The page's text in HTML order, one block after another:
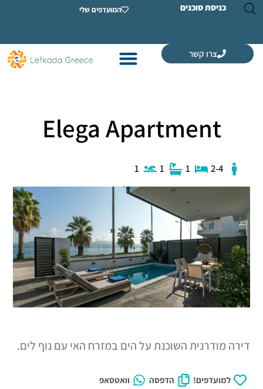
סוכנים המועדפים שלי
קשר
Elega
1
1
1
השוכנת על הים במזרח האי עם נוף לים.
הדפסה וואטסאפ